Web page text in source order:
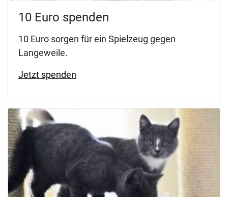
10 Euro spenden
10 Euro sorgen für ein Spielzeug gegen
Langeweile.
Jetzt spenden